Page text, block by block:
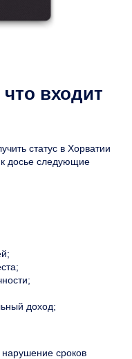
входит
статус в Хорватии
досье следующие
доход;
сроков